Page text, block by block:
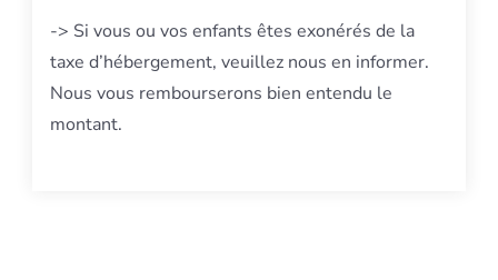
-> Si vous ou vos enfants êtes exonérés de la
taxe d’hébergement, veuillez nous en informer.
Nous vous rembourserons bien entendu le
montant.